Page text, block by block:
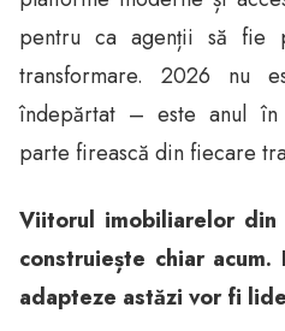
pentru ca agenții să fie
transformare. 2026 nu
îndepărtat – este anul în
parte firească din fiecare
Viitorul imobiliarelor din
construiește chiar
adapteze astăzi vor fi